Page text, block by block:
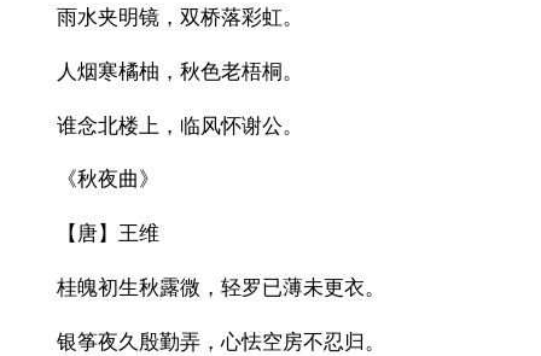
雨水夹明镜，双桥落彩虹。
人烟寒橘柚，秋色老梧桐。
谁念北楼上，临风怀谢公。
《秋夜曲》
【唐】王维
桂魄初生秋露微，轻罗已薄未更衣。
银筝夜久殷勤弄，心怯空房不忍归。